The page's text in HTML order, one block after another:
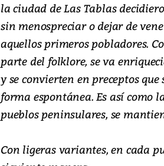
la ciudad de Las Tablas
sin menospreciar o dejar de
aquellos primeros pobladores.
parte del folklore, se va
y se convierten en preceptos
forma espontánea. Es así como
pueblos peninsulares, se
Con ligeras variantes, en cada